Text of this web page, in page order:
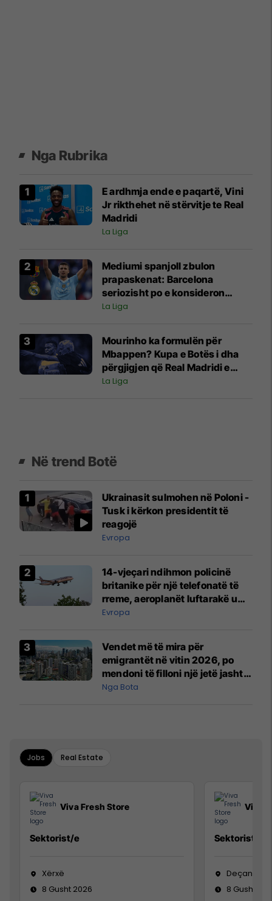
Nga Rubrika
E ardhmja ende e paqartë, Vini
Jr rikthehet në stërvitje te Real
Madridi
La Liga
Mediumi spanjoll zbulon
prapaskenat: Barcelona
seriozisht po e konsideron
Rodrin, gati oferta 50-
La Liga
Mourinho ka formulën për
Mbappen? Kupa e Botës i dha
përgjigjen që Real Madridi e
kërkonte
La Liga
Në trend Botë
Ukrainasit sulmohen në Poloni -
Tusk i kërkon presidentit të
reagojë
Evropa
14-vjeçari ndihmon policinë
britanike për një telefonatë të
rreme, aeroplanët luftarakë u
ngritën në ajër për të
Mançesterit
Evropa
Vendet më të mira për
emigrantët në vitin 2026, po
mendoni të filloni një jetë jashtë
vendit?
Nga Bota
Jobs Real Estate
Viva Fresh Store
Sektorist/e
Xërxë
8 Gusht 2026
Viva
Sektorist/e
Deçan
8 Gusht